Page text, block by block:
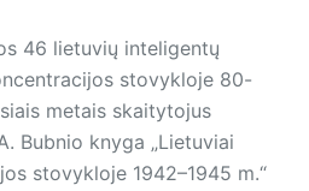
46 lietuvių inteligentų
stovykloje 80-
metais skaitytojus
Bubnio knyga „Lietuviai
stovykloje 1942–1945 m.“